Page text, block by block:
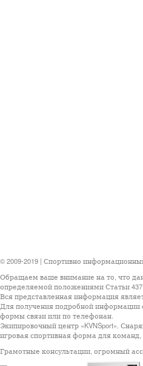
© 2009-2019 | Спортивно
Обращаем ваше внимание на то, что
определяемой положениями Статьи
Вся представленная информация
Для получения подробной информации
формы связи или по телефонан.
Экипировочный центр «KVNSport».
игровая спортивная форма для
Грамотные консультации, огромный